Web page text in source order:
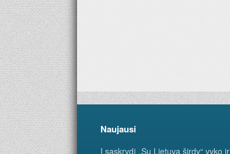
Naujausi
Į sąskrydį „Su Lietuva širdy“ vyko ir